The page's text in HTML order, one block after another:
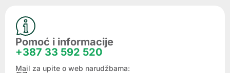
Pomoć i informacije
+387 33 592 520
Mail za upite o web narudžbama: